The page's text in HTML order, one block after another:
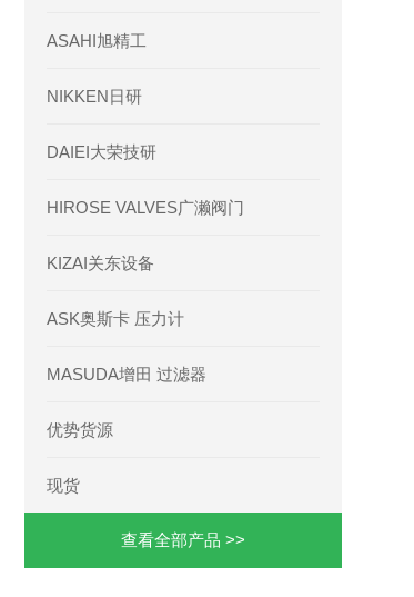
ASAHI旭精工
NIKKEN日研
DAIEI大荣技研
HIROSE VALVES广濑阀门
KIZAI关东设备
ASK奥斯卡 压力计
MASUDA增田 过滤器
优势货源
现货
查看全部产品 >>